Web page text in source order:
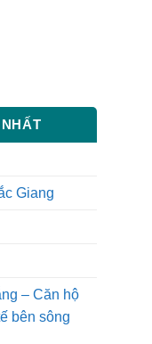
Giang
– Căn hộ
bên sông